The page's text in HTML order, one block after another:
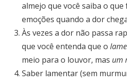
almejo que você saiba o que
emoções quando a dor
Às vezes a dor não passa
que você entenda que o
meio para o louvor, mas um
Saber lamentar (sem